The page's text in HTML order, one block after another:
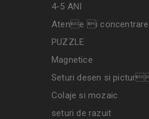
4-5 ANI
Atene i concentrare
PUZZLE
Magnetice
Seturi desen si
Colaje si mozaic
seturi de razuit